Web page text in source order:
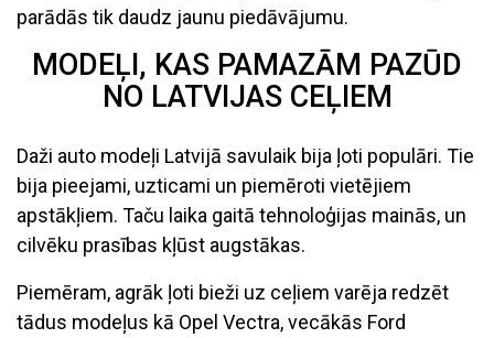
parādās tik daudz jaunu piedāvājumu.
MODEĻI, KAS PAMAZĀM PAZŪD
NO LATVIJAS CEĻIEM
Daži auto modeļi Latvijā savulaik bija ļoti populāri. Tie
bija pieejami, uzticami un piemēroti vietējiem
apstākļiem. Taču laika gaitā tehnoloģijas mainās, un
cilvēku prasības kļūst augstākas.
Piemēram, agrāk ļoti bieži uz ceļiem varēja redzēt
tādus modeļus kā Opel Vectra, vecākās Ford